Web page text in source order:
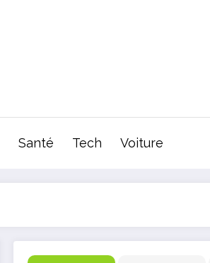
Santé Tech Voiture